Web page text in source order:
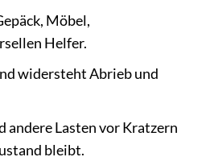
Möbel,
Helfer.
widersteht Abrieb und
andere Lasten vor Kratzern
bleibt.